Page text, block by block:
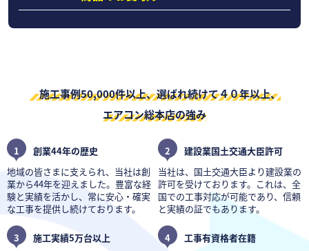
施工事例50,000件以上、選ばれ続けて４０年以上、
エアコン総本店の強み
1
創業44年の歴史
地域の皆さまに支えられ、当社は創
業から44年を迎えました。豊富な経
験と実績を活かし、常に安心・確実
な工事を提供し続けております。
2
建設業国土交通大臣許可
当社は、国土交通大臣より建設業の
許可を受けております。これは、全
国での工事対応が可能であり、信頼
と実績の証でもあります。
3
施工実績5万台以上
4
工事有資格者在籍